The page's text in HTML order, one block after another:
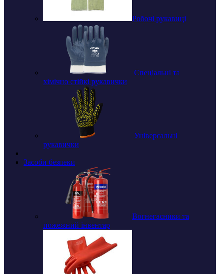
Робочі рукавиці
Спеціальні та
хімічно стійкі рукавички
Універсальні
рукавички
Засоби безпеки
Вогнегасники та
пожежний інвентар